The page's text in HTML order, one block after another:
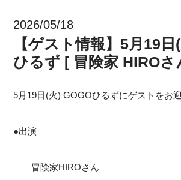
2026/05/18
【ゲスト情報】5月19
ひるず [ 冒険家 HIROさ
5月19日(火) GOGOひるずにゲストをお迎
●出演
冒険家HIROさん